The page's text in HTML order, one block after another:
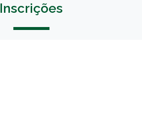
Inscrições